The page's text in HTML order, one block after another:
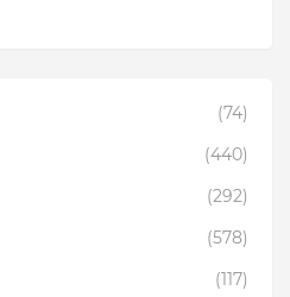
(74)
(440)
(292)
(578)
(117)